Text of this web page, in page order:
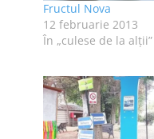
Fructul Nova
12 februarie 2013
În „culese de la alţii”